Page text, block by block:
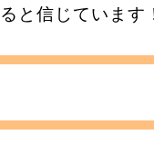
と信じています